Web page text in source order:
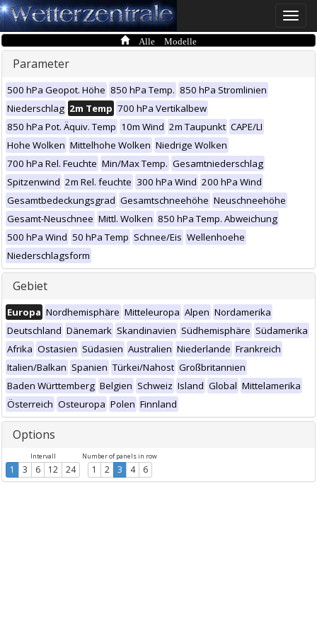
Toggle
Alle Modelle
Parameter
500 hPa Geopot. Höhe 850 hPa Temp. 850 hPa Stromlinien
Niederschlag 2m Temp 700 hPa Vertikalbew
850 hPa Pot. Äquiv. Temp 10m Wind 2m Taupunkt CAPE/LI
Hohe Wolken Mittelhohe Wolken Niedrige Wolken
700 hPa Rel. Feuchte Min/Max Temp. Gesamtniederschlag
Spitzenwind 2m Rel. feuchte 300 hPa Wind 200 hPa Wind
Gesamtbedeckungsgrad Gesamtschneehöhe Neuschneehöhe
Gesamt-Neuschnee Mittl. Wolken 850 hPa Temp. Abweichung
500 hPa Wind 50 hPa Temp Schnee/Eis Wellenhoehe
Niederschlagsform
Gebiet
Europa Nordhemisphäre Mitteleuropa Alpen Nordamerika
Deutschland Dänemark Skandinavien Südhemisphäre Südamerika
Afrika Ostasien Südasien Australien Niederlande Frankreich
Italien/Balkan Spanien Türkei/Nahost Großbritannien
Baden Württemberg Belgien Schweiz Island Global Mittelamerika
Österreich Osteuropa Polen Finnland
Options
Intervall
1 3 6 12 24
Number of panels in row
1 2 3 4 6